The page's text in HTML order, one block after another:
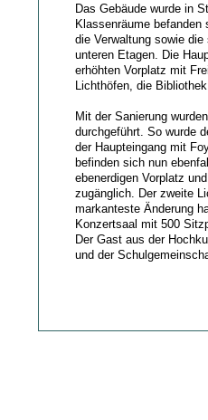
Das Gebäude wurde in
Klassenräume befanden
die Verwaltung sowie
unteren Etagen. Die
erhöhten Vorplatz mit
Lichthöfen, die
Mit der Sanierung
durchgeführt. So wurde
der Haupteingang mit
befinden sich nun
ebenerdigen Vorplatz
zugänglich. Der zweite
markanteste Änderung
Konzertsaal mit 500
Der Gast aus der
und der